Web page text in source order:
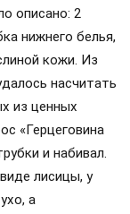
описано: 2
нижнего белья,
кожи. Из
насчитать
из ценных
«Герцеговина
и набивал.
лисицы, у
а